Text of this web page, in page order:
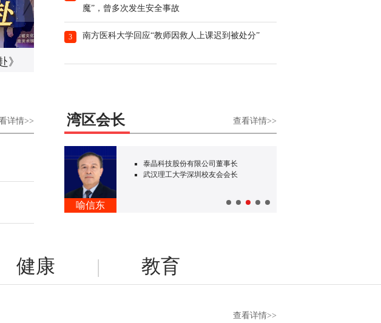
习
专访｜梁国鹏《春天里的奔赴》
魔”，曾多次发生安全事故
3 南方医科大学回应“教师因救人上课迟到被处分”
详情>> 湾区会长 查看详情>>
郑楠
深圳市上海商会会长
中国太平洋人寿保险股份有限公司深
健康 | 教育
查看详情>>